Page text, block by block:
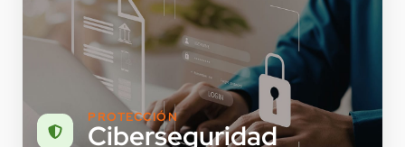
PROTECCIÓN
Ciberseguridad